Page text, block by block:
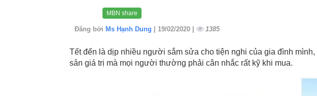
MBN share
Đăng bởi Ms Hạnh Dung | 19/02/2020 | 1385
Tết đến là dịp nhiều người sắm sửa cho tiện nghi của gia đình
sản giá trị mà mọi người thường phải cân nhắc rất kỹ khi mua.